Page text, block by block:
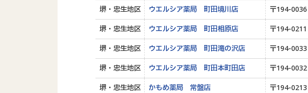
堺・忠生地区 ウエルシア薬局 町田境川店 〒194-0036
堺・忠生地区 ウエルシア薬局 町田相原店 〒194-0211
堺・忠生地区 ウエルシア薬局 町田滝の沢店 〒194-0033
堺・忠生地区 ウエルシア薬局 町田本町田店 〒194-0032
堺・忠生地区 かもめ薬局 常盤店 〒194-0213